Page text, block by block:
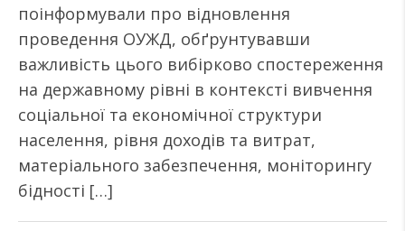
поінформували про відновлення
проведення ОУЖД, обґрунтувавши
важливість цього вибірково спостереження
на державному рівні в контексті вивчення
соціальної та економічної структури
населення, рівня доходів та витрат,
матеріального забезпечення, моніторингу
бідності […]